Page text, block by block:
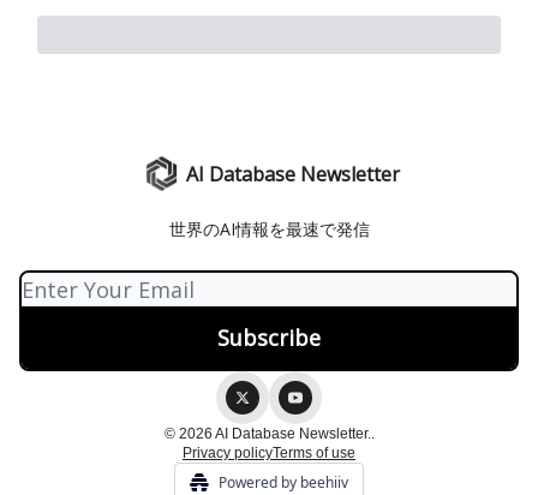
AI Database Newsletter
世界のAI情報を最速で発信
© 2026 AI Database Newsletter..
Privacy policyTerms of use
Powered by beehiiv